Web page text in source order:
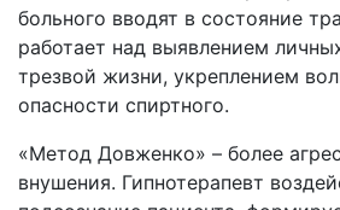
больного вводят в состояние
работает над выявлением
трезвой жизни, укреплением
опасности спиртного.
«Метод Довженко» – более
внушения. Гипнотерапевт